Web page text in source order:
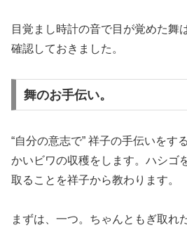
目覚まし時計の音で目が覚めた舞
確認しておきました。
舞のお手伝い。
“自分の意志で” 祥子の手伝いをす
かいビワの収穫をします。ハシゴ
取ることを祥子から教わります。
まずは、一つ。ちゃんともぎ取れ